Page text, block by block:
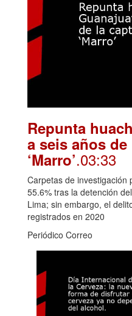
Repunta
a seis años
‘Marro’.03:33
Carpetas de investigación
55.6% tras la detención
Lima; sin embargo, el
registrados en 2020
Periódico Correo